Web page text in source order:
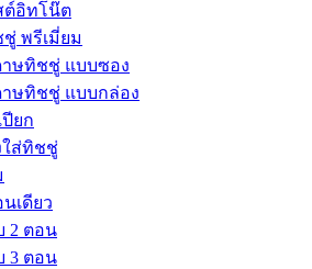
ต์อิทโน๊ต
พรีเมี่ยม
าษทิชชู่ แบบซอง
าษทิชชู่ แบบกล่อง
ยก
ใส่ทิชชู่
เดียว
2 ตอน
3 ตอน